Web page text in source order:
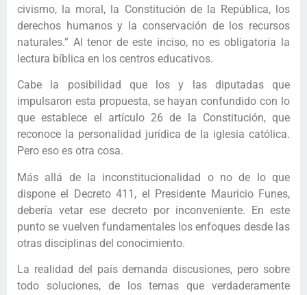
civismo, la moral, la Constitución de la República, los
derechos humanos y la conservación de los recursos
naturales.” Al tenor de este inciso, no es obligatoria la
lectura bíblica en los centros educativos.
Cabe la posibilidad que los y las diputadas que
impulsaron esta propuesta, se hayan confundido con lo
que establece el artículo 26 de la Constitución, que
reconoce la personalidad jurídica de la iglesia católica.
Pero eso es otra cosa.
Más allá de la inconstitucionalidad o no de lo que
dispone el Decreto 411, el Presidente Mauricio Funes,
debería vetar ese decreto por inconveniente. En este
punto se vuelven fundamentales los enfoques desde las
otras disciplinas del conocimiento.
La realidad del país demanda discusiones, pero sobre
todo soluciones, de los temas que verdaderamente